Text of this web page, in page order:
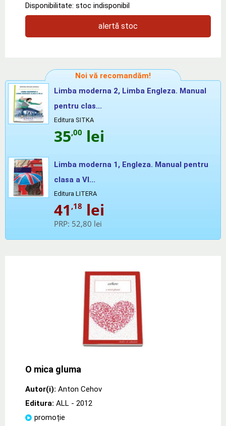
Disponibilitate: stoc indisponibil
alertă stoc
Noi vă recomandăm!
Limba moderna 2, Limba Engleza. Manual
pentru clas...
Editura SITKA
35,00 lei
Limba moderna 1, Engleza. Manual pentru
clasa a VI...
Editura LITERA
41 ,18 lei
PRP: 52,80 lei
O mica gluma
Autor(i): Anton Cehov
Editura: ALL - 2012
promoție